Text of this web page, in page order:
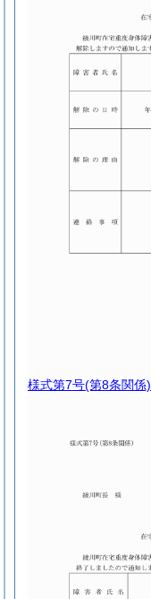
様式第7号(第8条関係)